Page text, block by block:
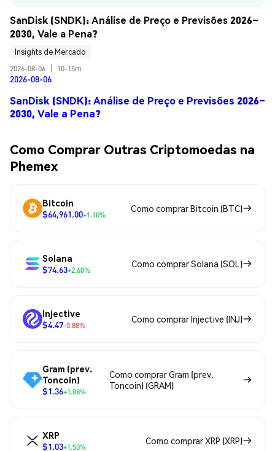
SanDisk (SNDK): Análise de Preço e Previsões 2026–
2030, Vale a Pena?
Insights de Mercado
2026-08-06
10-15m
2026-08-06
SanDisk (SNDK): Análise de Preço e Previsões 2026–
2030, Vale a Pena?
Como Comprar Outras Criptomoedas na
Phemex
Bitcoin
$64,961.00+1.10%
Como comprar Bitcoin (BTC)
Solana
$74.63+2.60%
Como comprar Solana (SOL)
Injective
$4.47-0.88%
Como comprar Injective (INJ)
Gram (prev.
Toncoin)
$1.36+1.08%
Como comprar Gram (prev.
Toncoin) (GRAM)
XRP
$1.03+1.50%
Como comprar XRP (XRP)